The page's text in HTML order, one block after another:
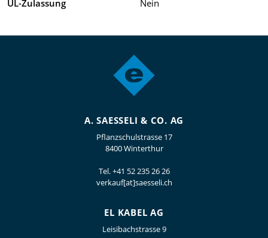
UL-Zulassung Nein
A. SAESSELI & CO. AG
Pflanzschulstrasse 17
8400 Winterthur
Tel.+41 52 235 26 26
verkauf[at]saesseli.ch
EL KABEL AG
Leisibachstrasse 9